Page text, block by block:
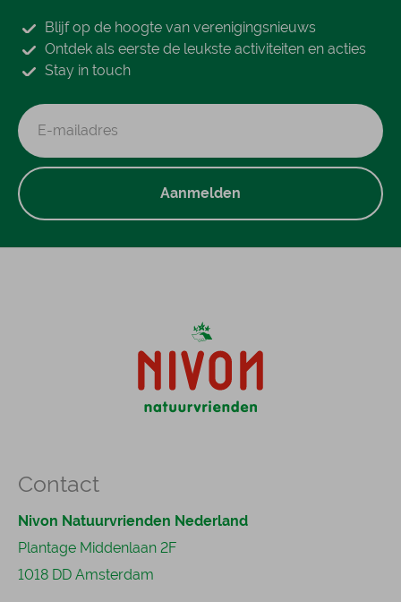
Blijf op de hoogte van verenigingsnieuws
Ontdek als eerste de leukste activiteiten en acties
Stay in touch
Aanmelden
Contact
Nivon Natuurvrienden Nederland
Plantage Middenlaan 2F
1018 DD Amsterdam